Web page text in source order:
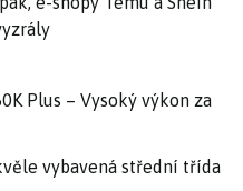
Plus – Vysoký výkon za
vybavená střední třída